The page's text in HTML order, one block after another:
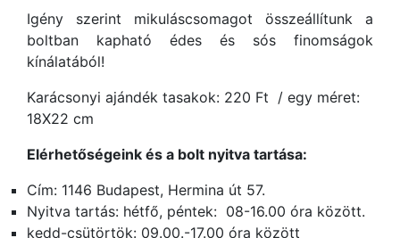
Igény szerint mikuláscsomagot összeállítunk a
boltban kapható édes és sós finomságok
kínálatából!
Karácsonyi ajándék tasakok: 220 Ft / egy méret:
18X22 cm
Elérhetőségeink és a bolt nyitva tartása:
Cím: 1146 Budapest, Hermina út 57.
Nyitva tartás: hétfő, péntek: 08-16.00 óra között.
kedd-csütörtök: 09.00.-17.00 óra között